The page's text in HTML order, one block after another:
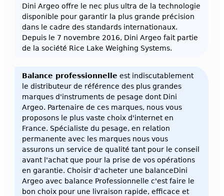
Dini Argeo offre le nec plus ultra de la technologie
disponible pour garantir la plus grande précision
dans le cadre des standards internationaux.
Depuis le 7 novembre 2016, Dini Argeo fait partie
de la société Rice Lake Weighing Systems.
Balance professionnelle est indiscutablement
le distributeur de référence des plus grandes
marques d'instruments de pesage dont Dini
Argeo. Partenaire de ces marques, nous vous
proposons le plus vaste choix d'internet en
France. Spécialiste du pesage, en relation
permanente avec les marques nous vous
assurons un service de qualité tant pour le conseil
avant l'achat que pour la prise de vos opérations
en garantie. Choisir d'acheter une balanceDini
Argeo avec balance Professionnelle c'est faire le
bon choix pour une livraison rapide, efficace et